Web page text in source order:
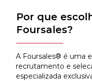
Por que
Foursales?
A Foursales® é uma
recrutamento e
especializada